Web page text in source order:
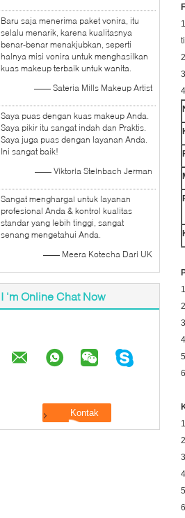
Baru saja menerima paket vonira, itu
selalu menarik, karena kualitasnya
benar-benar menakjubkan, seperti
halnya misi vonira untuk menghasilkan
kuas makeup terbaik untuk wanita.
—— Sateria Mills Makeup Artist
Saya puas dengan kuas makeup Anda.
Saya pikir itu sangat indah dan Praktis.
Saya juga puas dengan layanan Anda.
Ini sangat baik!
—— Viktoria Steinbach Jerman
Sangat menghargai untuk layanan
profesional Anda & kontrol kualitas
standar yang lebih tinggi, sangat
senang mengetahui Anda.
—— Meera Kotecha Dari UK
I 'm Online Chat Now